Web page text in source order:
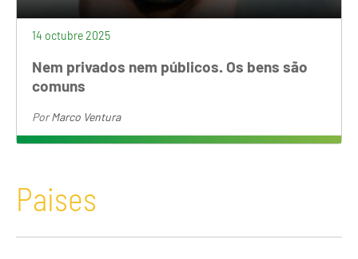
14 octubre 2025
Nem privados nem públicos. Os bens são
comuns
PorMarco Ventura
Paises